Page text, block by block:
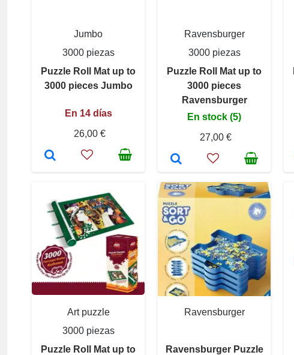
Jumbo
3000 piezas
Puzzle Roll Mat up to
3000 pieces Jumbo
En 14 días
26,00 €
Ravensburger
3000 piezas
Puzzle Roll Mat up to
3000 pieces
Ravensburger
En stock (5)
27,00 €
Art puzzle
3000 piezas
Puzzle Roll Mat up to
Ravensburger
Ravensburger Puzzle